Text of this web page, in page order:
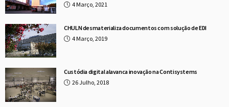
4 Março, 2021
CHULN desmaterializa documentos com solução de EDI
4 Março, 2019
Custódia digital alavanca inovação na Contisystems
26 Julho, 2018